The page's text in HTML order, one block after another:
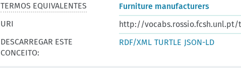
TERMOS EQUIVALENTES
Furniture manufacturers
URI
http://vocabs.rossio.fcsh.unl.pt/
DESCARREGAR ESTE
CONCEITO:
RDF/XML TURTLE JSON-LD